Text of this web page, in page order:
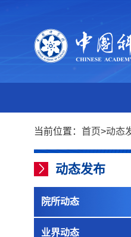
当前位置： 首页>动态
动态发布
院所动态
业界动态